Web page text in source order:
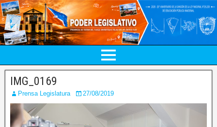
IMG_0169
Prensa Legislatura 27/08/2019